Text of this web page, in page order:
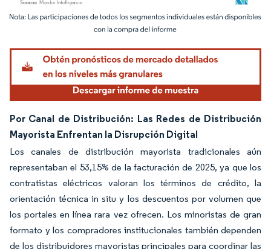
Imagen © Mordor Intelligence. El uso requiere atribución según CC BY 4.0.
Por Canal de Distribución: Las Redes de Distribución
Mayorista Enfrentan la Disrupción Digital
Los canales de distribución mayorista tradicionales aún
representaban el 53,15% de la facturación de 2025, ya que los
contratistas eléctricos valoran los términos de crédito, la
orientación técnica in situ y los descuentos por volumen que
los portales en línea rara vez ofrecen. Los minoristas de gran
formato y los compradores institucionales también dependen
de los distribuidores mayoristas principales para coordinar las